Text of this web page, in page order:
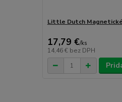
Little Dutch
17,79 €/ks
14,46 € bez DPH